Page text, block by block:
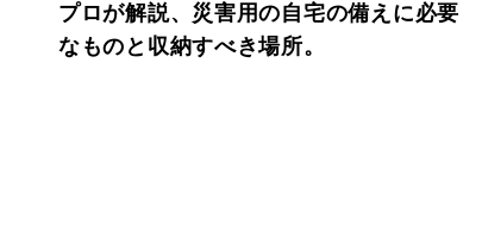
プロが解説、災害用の自宅の備えに必要
なものと収納すべき場所。